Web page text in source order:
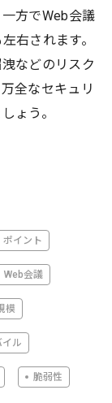
方でWeb会議
右されます。
などのリスク
全なセキュリ
ょう。
ポイント
Web会議
模
イル
脆弱性